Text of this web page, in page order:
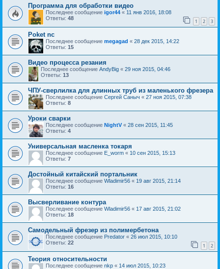
Программа для обработки видео
Последнее сообщение igor44 « 11 янв 2016, 18:08
Ответы: 48 1 2 3
Poket nc
Последнее сообщение megagad « 28 дек 2015, 14:22
Ответы: 15
Видео процесса резания
Последнее сообщение AndyBig « 29 ноя 2015, 04:46
Ответы: 13
ЧПУ-сверлилка для длинных труб из маленького фрезера
Последнее сообщение Сергей Саныч « 27 ноя 2015, 07:38
Ответы: 8
Уроки сварки
Последнее сообщение NightV « 28 сен 2015, 11:45
Ответы: 4
Универсальная масленка токаря
Последнее сообщение E_worm « 10 сен 2015, 15:13
Ответы: 7
Достойный китайский портальник
Последнее сообщение Wladimir56 « 19 авг 2015, 21:14
Ответы: 16
Высверливание контура
Последнее сообщение Wladimir56 « 17 авг 2015, 21:02
Ответы: 18
Самодельный фрезер из полимербетона
Последнее сообщение Predator « 26 июл 2015, 10:10
Ответы: 22 1 2
Теория относительности
Последнее сообщение nkp « 14 июл 2015, 10:23